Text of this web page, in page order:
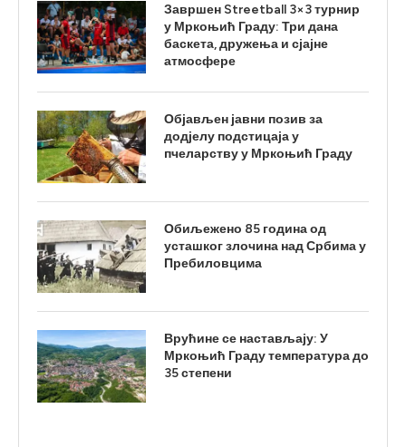
Завршен Streetball 3×3 турнир
у Мркоњић Граду: Три дана
баскета, дружења и сјајне
атмосфере
Објављен јавни позив за
додјелу подстицаја у
пчеларству у Мркоњић Граду
Обиљежено 85 година од
усташког злочина над Србима у
Пребиловцима
Врућине се настављају: У
Мркоњић Граду температура до
35 степени